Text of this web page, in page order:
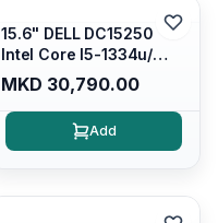
15.6" DELL DC15250
Intel Core I5-1334u/
16GB DDR4 (1x16gb
2666mhz)/ 512GB SSD
M.2 Nvme/ Intel UHD
Graphics/ 120Hz Anti-
MKD 30,790.00
Add